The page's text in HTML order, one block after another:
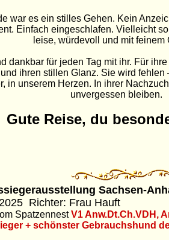
war es ein stilles Gehen. Kein
Einfach eingeschlafen. Vielleicht
leise, würdevoll und mit feinem
dankbar für jeden Tag mit ihr. Für
ihren stillen Glanz. Sie wird fehlen
in unserem Herzen. In ihrer
unvergessen bleiben.
Gute Reise, du
ausstellung Sachsen-
Richter: Frau Hauft
SpatzennestV1Anw.Dt.Ch.VDH,
+ schönster Gebrauchshund